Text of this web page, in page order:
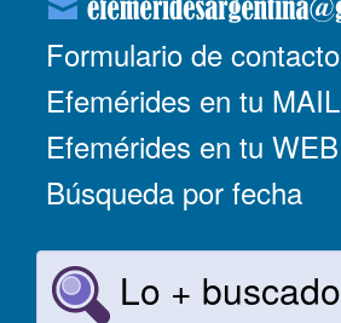
Formulario de contacto
Efemérides en tu MAIL
Efemérides en tu WEB
Búsqueda por fecha
Lo + buscado